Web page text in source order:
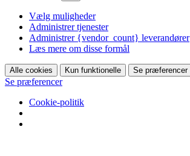
Vælg muligheder
Administrer tjenester
Administrer {vendor_count} leverandører
Læs mere om disse formål
Alle cookies Kun funktionelle Se præferencer
Se præferencer
Cookie-politik